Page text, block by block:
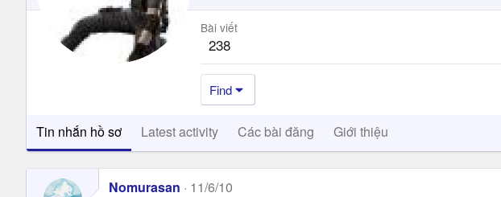
Bài viết
238
Find
Tin nhắn hồ sơ Latest activity Các bài đăng Giới thiệu
Nomurasan 11/6/10